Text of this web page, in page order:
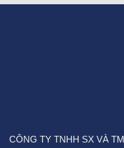
CÔNG TY TNHH SX VÀ